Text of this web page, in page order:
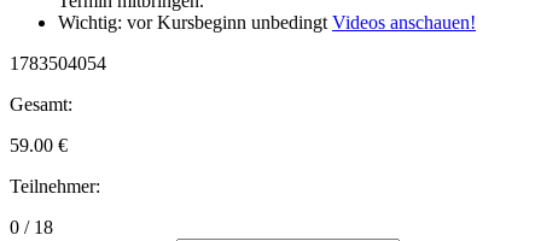
Wichtig: vor Kursbeginn unbedingt Videos anschauen!
1783504054
Gesamt:
59.00 €
Teilnehmer:
0 / 18